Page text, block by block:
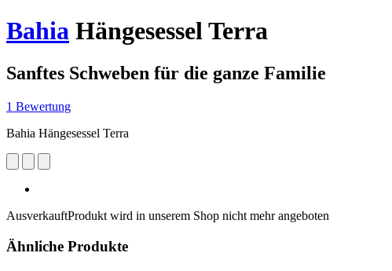
Bahia Hängesessel Terra
Sanftes Schweben für die ganze Familie
1 Bewertung
Bahia Hängesessel Terra
AusverkauftProdukt wird in unserem Shop nicht mehr angeboten
Ähnliche Produkte